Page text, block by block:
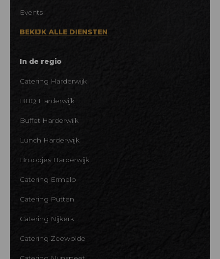
Events
BEKIJK ALLE DIENSTEN
In de regio
Catering Harderwijk
BBQ Harderwijk
Buffet Harderwijk
Lunch Harderwijk
Broodjes Harderwijk
Catering Ermelo
Catering Putten
Catering Nijkerk
Catering Zeewolde